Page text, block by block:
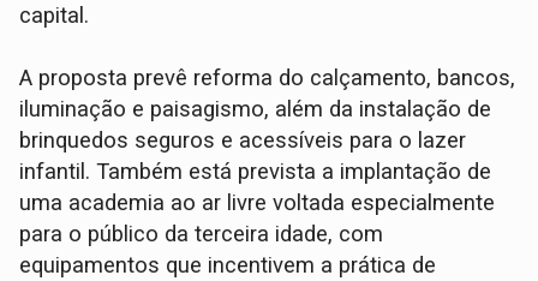
capital.
A proposta prevê reforma do calçamento, bancos,
iluminação e paisagismo, além da instalação de
brinquedos seguros e acessíveis para o lazer
infantil. Também está prevista a implantação de
uma academia ao ar livre voltada especialmente
para o público da terceira idade, com
equipamentos que incentivem a prática de